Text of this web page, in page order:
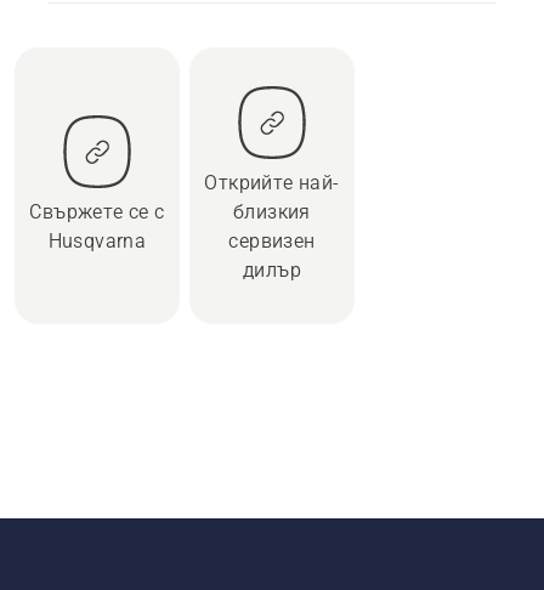
Свържете се с
Husqvarna
Открийте най-
близкия
сервизен
дилър